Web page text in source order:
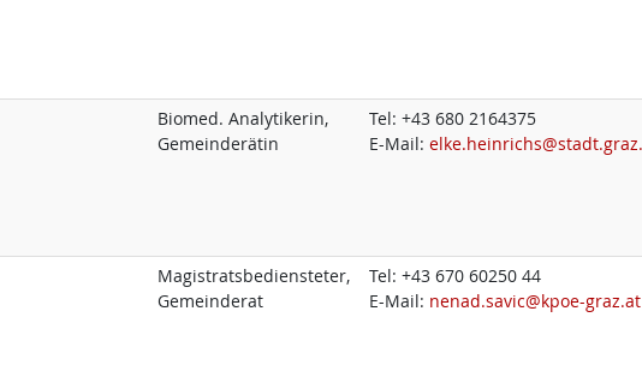
Biomed. Analytikerin,
Gemeinderätin
Tel:+43 680 2164375
E-Mail:
Magistratsbediensteter,
Gemeinderat
Tel:+43 670 60250 44
E-Mail: nenad.savic@kpoe-graz.at